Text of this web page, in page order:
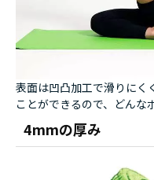
表面は凹凸加工で滑りにく
ことができるので、どんな
4mmの厚み